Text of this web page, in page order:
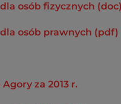
osób fizycznych (doc)
osób prawnych (pdf)
za 2013 r.